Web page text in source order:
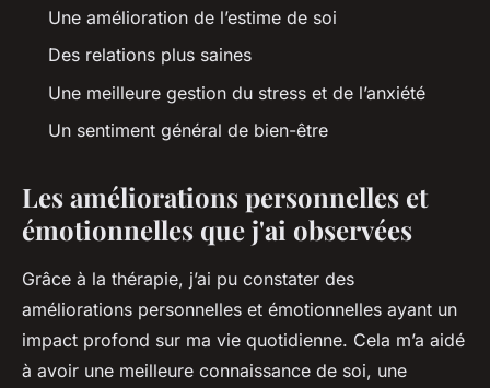
Une amélioration de l’estime de soi
Des relations plus saines
Une meilleure gestion du stress et de l’anxiété
Un sentiment général de bien-être
Les améliorations personnelles et
émotionnelles que j'ai observées
Grâce à la thérapie, j’ai pu constater des
améliorations personnelles et émotionnelles ayant un
impact profond sur ma vie quotidienne. Cela m’a aidé
à avoir une meilleure connaissance de soi, une